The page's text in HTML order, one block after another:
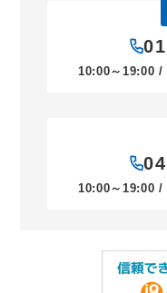
10:00～19:00 /
10:00～19:00 /